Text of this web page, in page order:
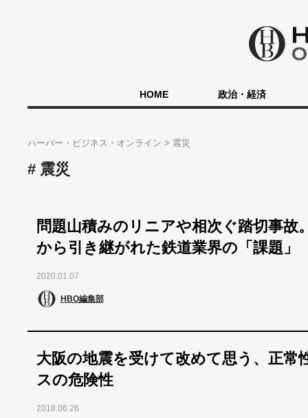
HOME 政治・経済
ハーバー・ビジネス・オンライン 震災
震災
問題山積みのリニアや相次ぐ踏切事故
から引き継がれた鉄道業界の「課題」
2020.01.07
HBO編集部
大阪の地震を受けて改めて思う、正常
スの危険性
2018.06.26